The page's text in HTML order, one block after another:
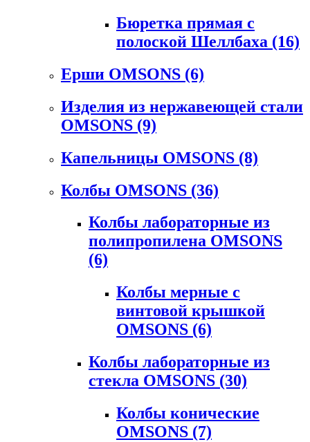
Бюретка прямая с
полоской Шеллбаха (16)
Ерши OMSONS (6)
Изделия из нержавеющей стали
OMSONS (9)
Капельницы OMSONS (8)
Колбы OMSONS (36)
Колбы лабораторные из
полипропилена OMSONS
(6)
Колбы мерные с
винтовой крышкой
OMSONS (6)
Колбы лабораторные из
стекла OMSONS (30)
Колбы конические
OMSONS (7)